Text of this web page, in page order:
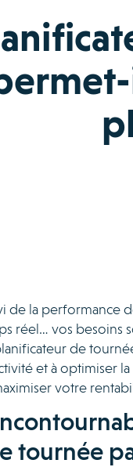
de la performance
réel… vos besoins
de
et à optimiser
votre
tournée